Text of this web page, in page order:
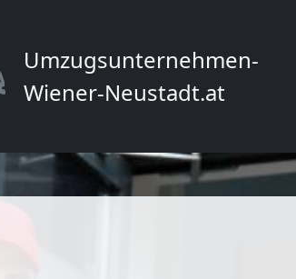
Umzugsunternehmen-
Wiener-Neustadt.at